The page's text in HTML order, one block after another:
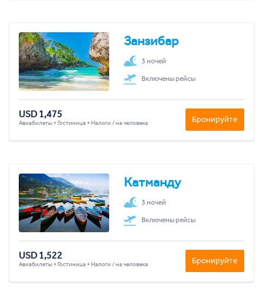
Занзибар
3 ночей
Включены рейсы
USD 1,475
Авиабилеты + Гостиница + Налоги / на человека Бронируйте
Катманду
3 ночей
Включены рейсы
USD 1,522
Авиабилеты + Гостиница + Налоги / на человека Бронируйте